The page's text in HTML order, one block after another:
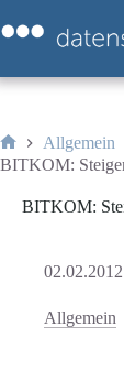
Inhalt
springen
Start
Allgemein
BITKOM:
BITKOM:
02.02.2012
Allgemein